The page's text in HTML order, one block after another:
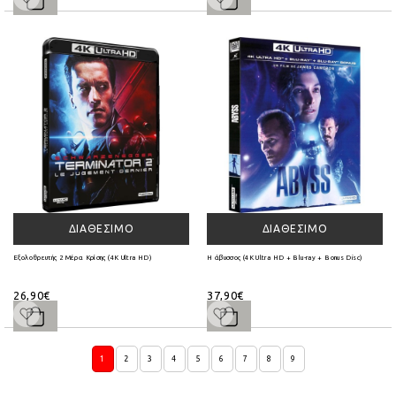
ΔΙΑΘΈΣΙΜΟ
Εξολοθρευτής 2 Μέρα Κρίσης (4K Ultra HD)
26,90€
ΔΙΑΘΈΣΙΜΟ
Η άβυσσος (4K Ultra HD + Blu-ray + Bonus Disc)
37,90€
1 2 3 4 5 6 7 8 9